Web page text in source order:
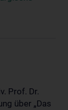
Prof. Dr.
über „Das